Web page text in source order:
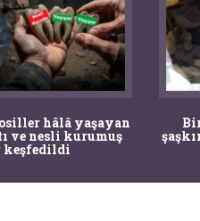
hâlâ yaşayan
ve nesli kurumuş
keşfedildi